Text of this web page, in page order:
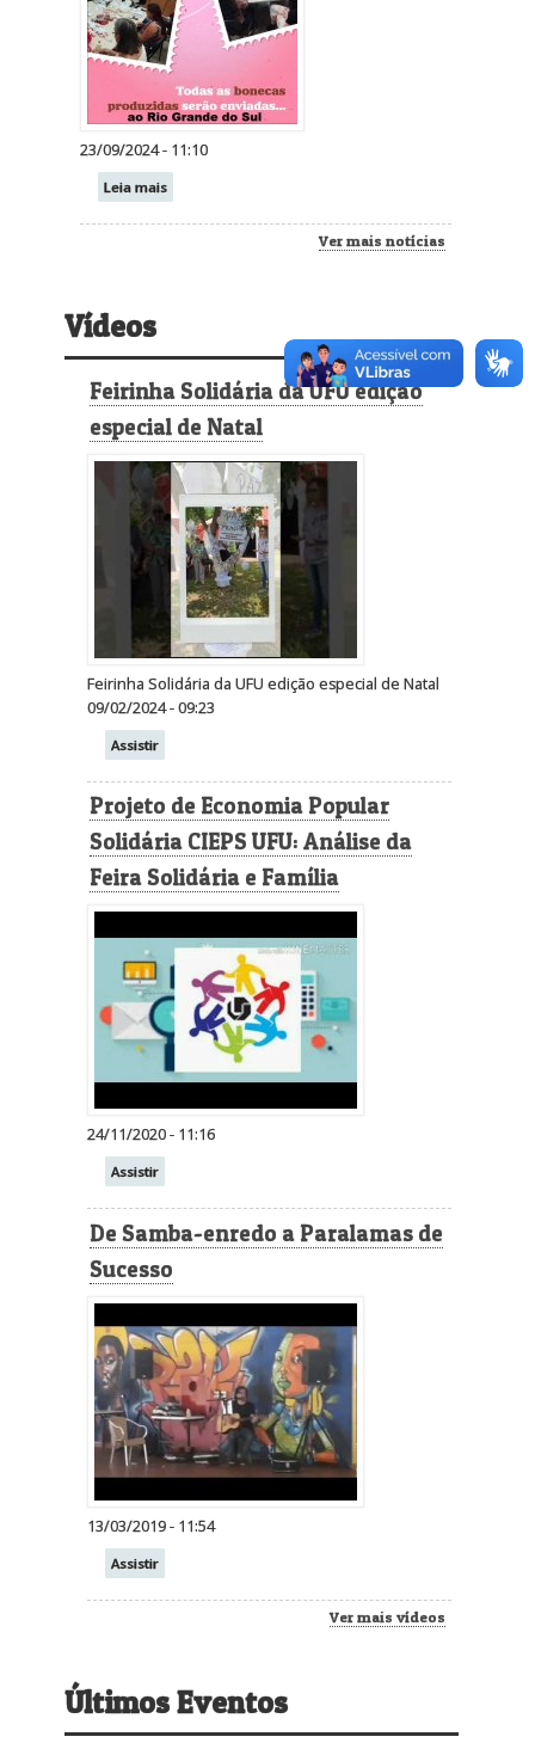
23/09/2024 - 11:10
Leia mais
Ver mais notícias
Vídeos
Feirinha Solidária da UFU edição
especial de Natal
Feirinha Solidária da UFU edição especial de Natal
09/02/2024 - 09:23
Assistir
Projeto de Economia Popular
Solidária CIEPS UFU: Análise da
Feira Solidária e Família
24/11/2020 - 11:16
Assistir
De Samba-enredo a Paralamas de
Sucesso
13/03/2019 - 11:54
Assistir
Ver mais vídeos
Últimos Eventos